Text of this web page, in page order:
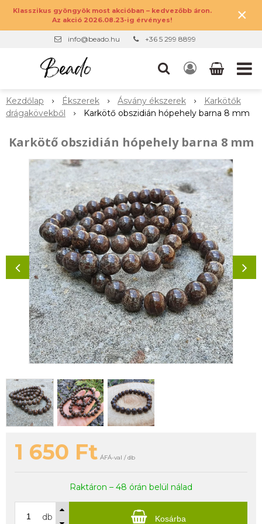
Klasszikus gyöngyök most akcióban – kedvezőbb áron.
Az akció 2026.08.23-ig érvényes!
×
info@beado.hu +36 5 299 8899
Kezdőlap Ékszerek Ásvány ékszerek
Karkötők
drágakövekből
Karkötő obszidián hópehely barna 8 mm
Karkötő obszidián hópehely barna 8 mm
1 650 Ft ÁFÁ-val / db
Raktáron – 48 órán belül nálad
db Kosárba